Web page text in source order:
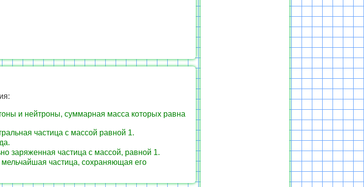
и нейтроны, суммарная масса которых равна
частица с массой равной 1.
заряженная частица с массой, равной 1.
частица, сохраняющая его